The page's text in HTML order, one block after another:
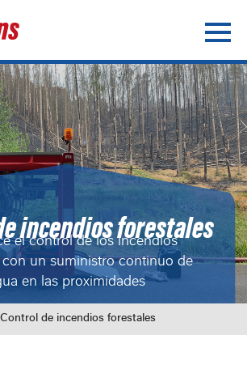
incendios forestales
el control de los incendios
con un suministro continuo de
en las proximidades
Control de incendios forestales